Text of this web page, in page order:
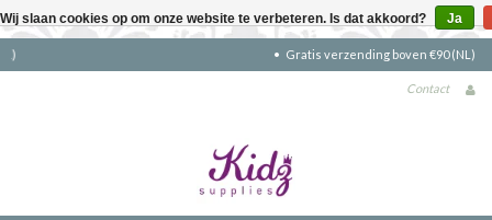
Gratis verzending boven €90 (NL)
Contact
Wij slaan cookies op om onze website te verbeteren. Is dat akkoord? Ja